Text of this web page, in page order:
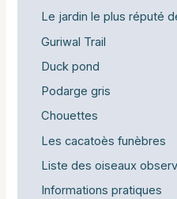
Le jardin le plus réputé
Guriwal Trail
Duck pond
Podarge gris
Chouettes
Les cacatoès funèbres
Liste des oiseaux
Informations pratiques